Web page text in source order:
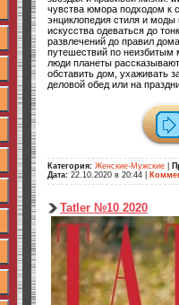
чувства юмора подходом к
энциклопедия стиля и
искусства одеваться до
развлечений до правил
путешествий по
люди планеты
обставить дом, ухаживать
деловой обед или на
Категория: Женские-Мужские
Дата: 22.10.2020 в 20:44
Tatler №10 2020